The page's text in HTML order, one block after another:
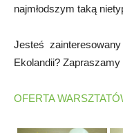
najmłodszym taką
Jesteś
Ekolandii?
OFERTA